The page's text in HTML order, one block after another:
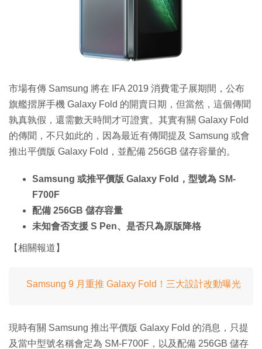
市場有傳 Samsung 將在 IFA 2019 消費電子展期間，公布
旗艦摺屏手機 Galaxy Fold 的開賣日期，但當然，這個傳聞
孰真孰假，還需數天時間才可證實。其實有關 Galaxy Fold
的傳聞，不只如此的，因為最近有傳聞提及 Samsung 或會
推出平價版 Galaxy Fold，並配備 256GB 儲存容量的。
Samsung 或推平價版 Galaxy Fold，型號為 SM-
F700F
配備 256GB 儲存容量
未知會否支援 S Pen、是否只為原版降格
【相關報道】
Samsung 9 月重推 Galaxy Fold！三大設計改動曝光
現時有關 Samsung 推出平價版 Galaxy Fold 的消息，只提
及當中型號名稱會定為 SM-F700F，以及配備 256GB 儲存